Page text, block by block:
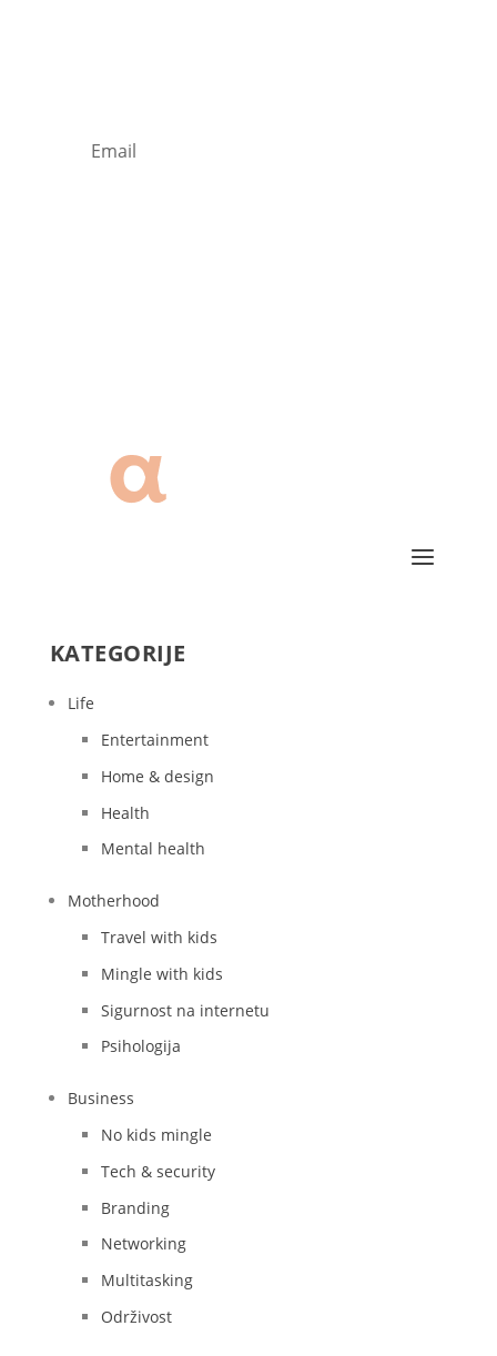
KATEGORIJE
Life
Entertainment
Home & design
Health
Mental health
Motherhood
Travel with kids
Mingle with kids
Sigurnost na internetu
Psihologija
Business
No kids mingle
Tech & security
Branding
Networking
Multitasking
Održivost